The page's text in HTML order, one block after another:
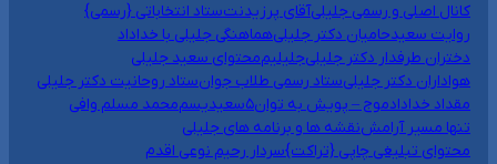
کانال اصلی و رسمی جلیلیآقای پرزیدنتستاد انتخاباتی {رسمی}
روایت سعیدحامیان دکتر جلیلیهماهنگی جلیلی با خداداد
دختران طرفدار دکتر جلیلیجلیلیممحتوای سعید جلیلی
هواداران دکتر جلیلیستاد رسمی طلاب جوانستاد روحانیت دکتر جلیلی
مقداد خدادادموج – پویش به توان۵ سعیدیسممحمد مسلم وافی
تنها مسیر آرامشنقشه ها و برنامه های جلیلی
محتوای تبلیغی چاپی {تراکت}سردار رحیم نوعی اقدم